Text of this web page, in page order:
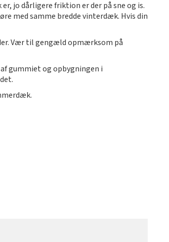
jo dårligere friktion er der på sne og is.
med samme bredde vinterdæk. Hvis din
Vær til gengæld opmærksom på
gummiet og opbygningen i